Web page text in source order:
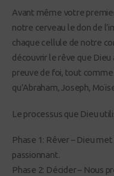
Avant même votre
notre cerveau le don de
chaque cellule de notre
découvrir le rêve que Dieu
preuve de foi, tout
qu’Abraham, Joseph,
Le processus que Dieu
Phase 1: Rêver – Dieu
passionnant.
Phase 2: Décider – Nous